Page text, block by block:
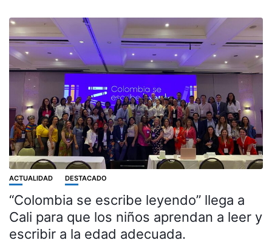
ACTUALIDAD DESTACADO
“Colombia se escribe leyendo” llega a
Cali para que los niños aprendan a leer y
escribir a la edad adecuada.